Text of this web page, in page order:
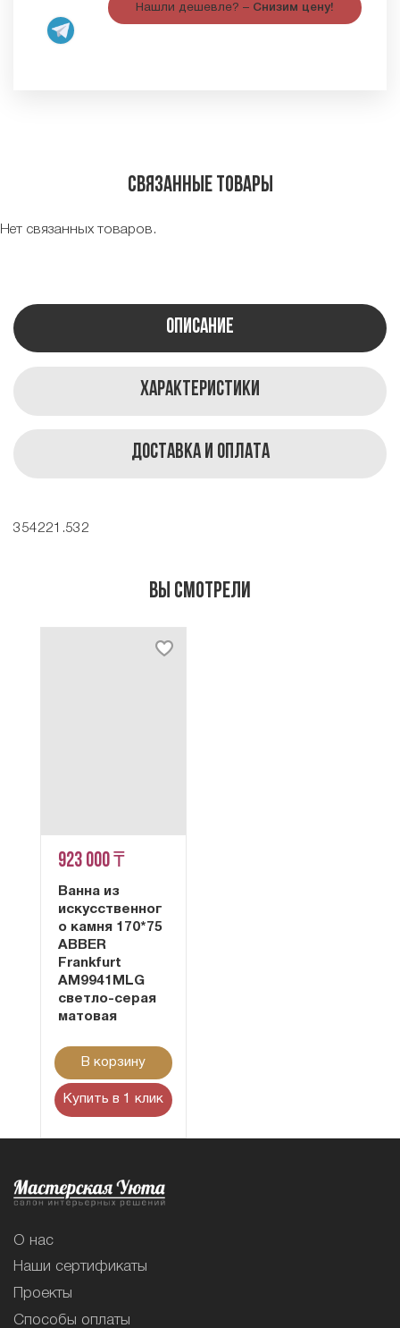
Нашли дешевле? – Снизим цену!
Связанные товары
Нет связанных товаров.
Описание
Характеристики
Доставка и оплата
354221.532
Вы смотрели
923 000 ₸
Ванна из
искусственног
о камня 170*75
ABBER
Frankfurt
AM9941MLG
светло-серая
матовая
В корзину
Купить в 1 клик
О нас
Наши сертификаты
Проекты
Способы оплаты